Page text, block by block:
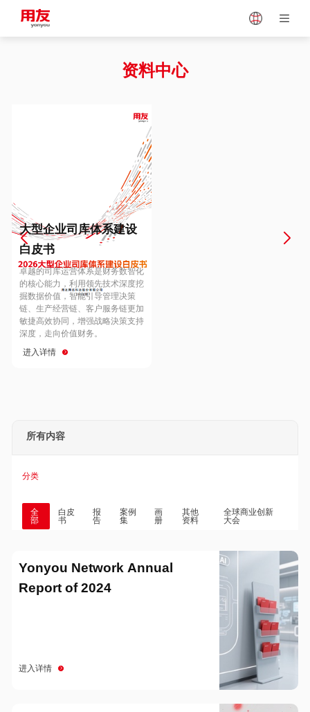
Vietnam
Europe
Hungary
Hong Kong
资料中心
大型企业司库体系建设
白皮书
卓越的司库运营体系是财务数智化
的核心能力，利用领先技术深度挖
掘数据价值，智能引导管理决策
链、生产经营链、客户服务链更加
敏捷高效协同，增强战略決策支持
深度，走向价值财务。
进入详情
所有内容
分类
全
部
白皮
书
报
告
案例
集
画
册
其他
资料
全球商业创新
大会
Yonyou Network Annual
Report of 2024
进入详情